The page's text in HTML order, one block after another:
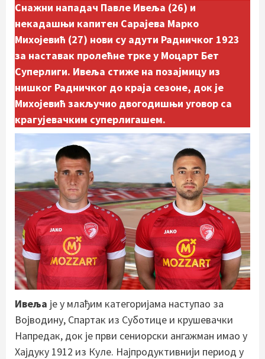
Снажни нападач Павле Ивеља (26) и
некадашњи капитен Сарајева Марко
Михојевић (27) нови су адути Радничког 1923
за наставак пролећне трке у Моцарт Бет
Суперлиги. Ивеља стиже на позајмицу из
нишког Радничког до краја сезоне, док је
Михојевић закључио двогодишњи уговор са
крагујевачким суперлигашем.
Ивеља је у млађим категоријама наступао за
Војводину, Спартак из Суботице и крушевачки
Напредак, док је први сениорски ангажман имао у
Хајдуку 1912 из Куле. Најпродуктивнији период у